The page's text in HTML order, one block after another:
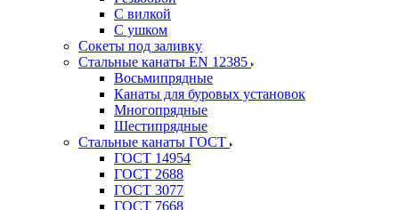
С вилкой
С ушком
Сокеты под заливку
Стальные канаты EN 12385
Восьмипрядные
Канаты для буровых установок
Многопрядные
Шестипрядные
Стальные канаты ГОСТ
ГОСТ 14954
ГОСТ 2688
ГОСТ 3077
ГОСТ 7668